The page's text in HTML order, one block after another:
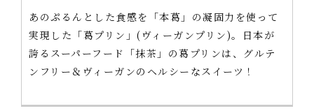
あのぷるんとした食感を「本葛」の凝固力を使って
実現した「葛プリン」(ヴィーガンプリン)。日本が
誇るスーパーフード「抹茶」の葛プリンは、グルテ
ンフリー＆ヴィーガンのヘルシーなスイーツ！